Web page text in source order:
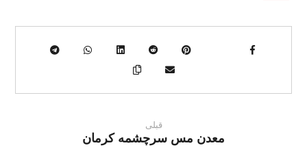
قبلی
معدن مس سرچشمه کرمان